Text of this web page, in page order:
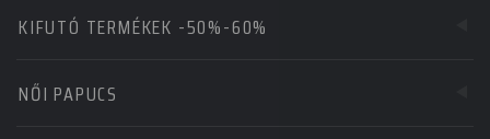
KIFUTÓ TERMÉKEK -50%-60%
NŐI PAPUCS